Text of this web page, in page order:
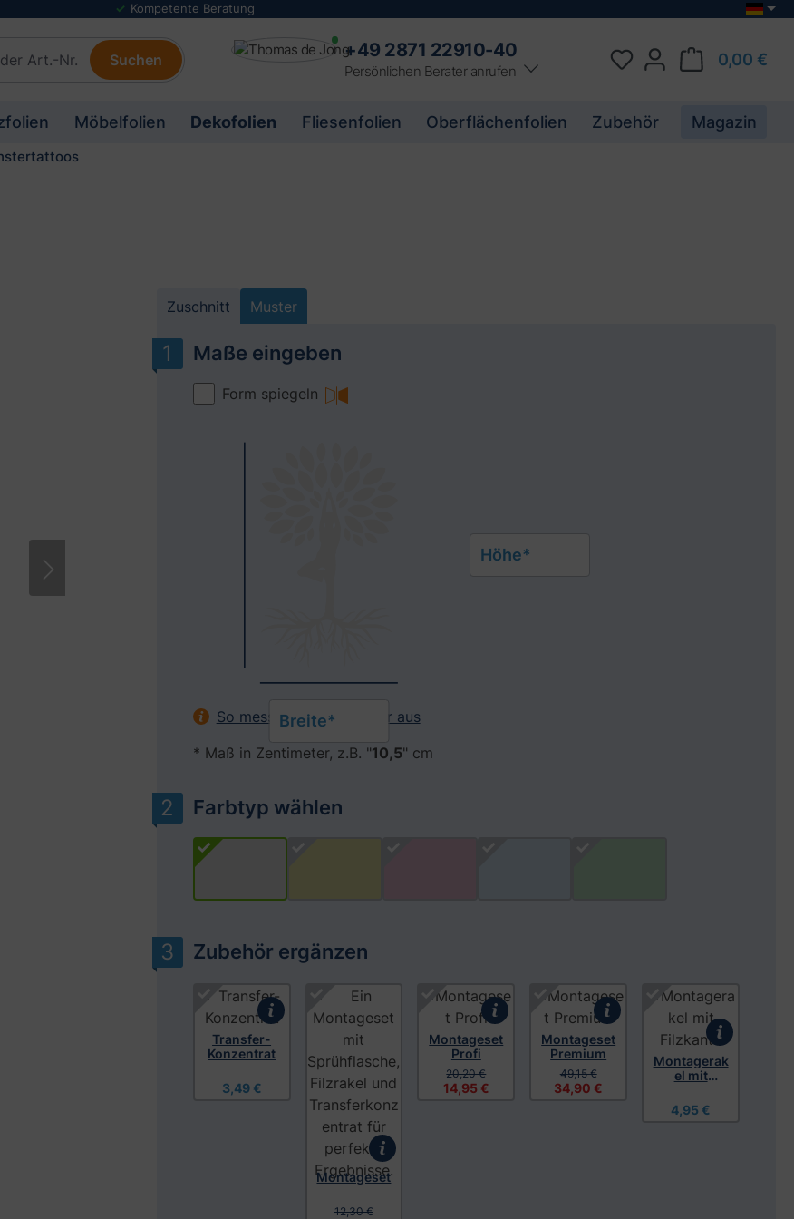
Folienmuster Service
Suchen +49 2871 22910-40
Persönlichen Berater anrufen
0,00 €
Möbelfolien Dekofolien Fliesenfolien Oberflächenfolien Zubehör Magazin
Bitte akzeptieren Sie Cookies, um dieses Video anzusehen
Zuschnitt Muster
Maße eingeben
Form spiegeln
Breite*
Höhe*
So messen Sie Ihr Fenster aus
* Maß in Zentimeter, z.B. "10,5" cm
Farbtyp wählen
Zubehör ergänzen
Transfer-
Konzentrat
3,49 €
Montageset
12,30 €
Montageset
Profi
14,95 €
20,20 €
Montageset
Premium
34,90 €
49,15 €
Montagerak
el mit
4,95 €